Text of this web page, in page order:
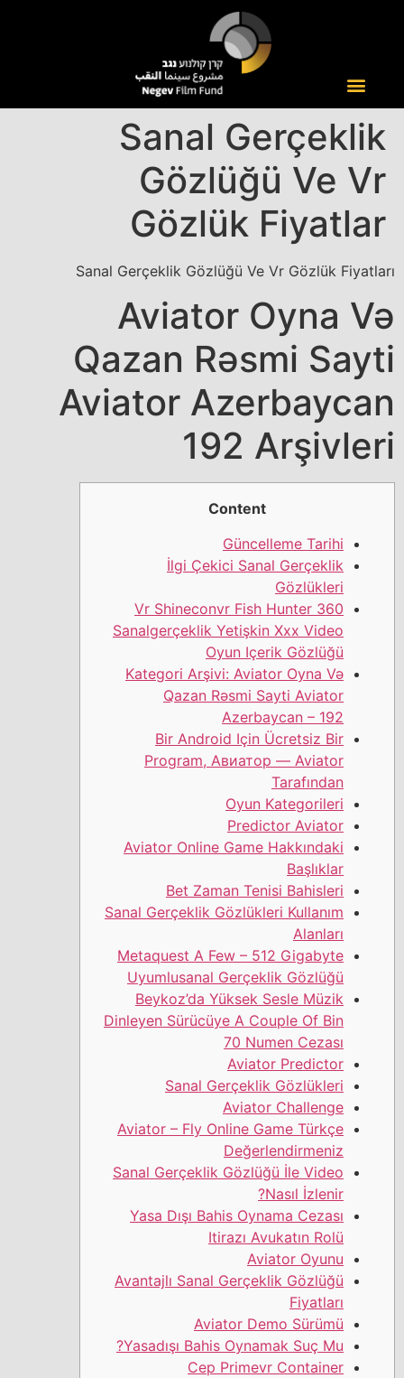
Sanal Gerçeklik
Gözlüğü Ve Vr
Gözlük Fiyatlar
Sanal Gerçeklik Gözlüğü Ve Vr Gözlük Fiyatları
Aviator Oyna Və
Qazan Rəsmi Sayti
Aviator Azerbaycan
192 Arşivleri
Content
Güncelleme Tarihi
İlgi Çekici Sanal Gerçeklik
Gözlükleri
Vr Shineconvr Fish Hunter 360
Sanalgerçeklik Yetişkin Xxx Video
Oyun Içerik Gözlüğü
Kategori Arşivi: Aviator Oyna Və
Qazan Rəsmi Sayti Aviator
Azerbaycan – 192
Bir Android Için Ücretsiz Bir
Program, Авиатор — Aviator
Tarafından
Oyun Kategorileri
Predictor Aviator
Aviator Online Game Hakkındaki
Başlıklar
Bet Zaman Tenisi Bahisleri
Sanal Gerçeklik Gözlükleri Kullanım
Alanları
Metaquest A Few – 512 Gigabyte
Uyumlusanal Gerçeklik Gözlüğü
Beykoz’da Yüksek Sesle Müzik
Dinleyen Sürücüye A Couple Of Bin
70 Numen Cezası
Aviator Predictor
Sanal Gerçeklik Gözlükleri
Aviator Challenge
Aviator – Fly Online Game Türkçe
Değerlendirmeniz
Sanal Gerçeklik Gözlüğü İle Video
Nasıl İzlenir?
Yasa Dışı Bahis Oynama Cezası
Itirazı Avukatın Rolü
Aviator Oyunu
Avantajlı Sanal Gerçeklik Gözlüğü
Fiyatları
Aviator Demo Sürümü
Yasadışı Bahis Oynamak Suç Mu?
Cep Primevr Container